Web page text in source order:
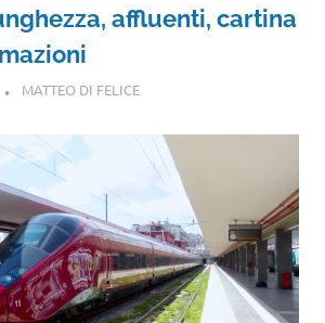
affluenti, cartina
MATTEO DI FELICE